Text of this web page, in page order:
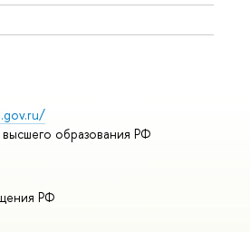
образования РФ
РФ